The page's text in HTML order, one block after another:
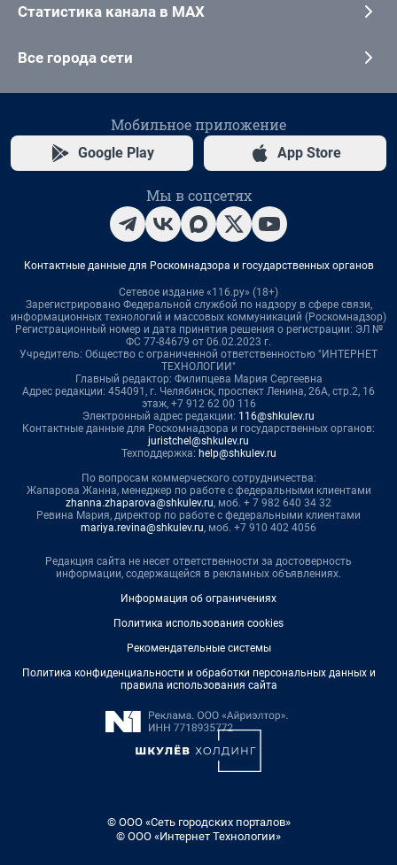
Статистика канала в MAX
Все города сети
Мобильное приложение
Google Play App Store
Мы в соцсетях
Контактные данные для Роскомнадзора и государственных органов
Сетевое издание «116.ру» (18+)
Зарегистрировано Федеральной службой по надзору в сфере связи,
информационных технологий и массовых коммуникаций (Роскомнадзор)
Регистрационный номер и дата принятия решения о регистрации: ЭЛ №
ФС 77-84679 от 06.02.2023 г.
Учредитель: Общество с ограниченной ответственностью "ИНТЕРНЕТ
ТЕХНОЛОГИИ"
Главный редактор: Филипцева Мария Сергеевна
Адрес редакции: 454091, г. Челябинск, проспект Ленина, 26А, стр.2, 16
этаж, +7 912 62 00 116
Электронный адрес редакции: 116@shkulev.ru
Контактные данные для Роскомнадзора и государственных органов:
juristchel@shkulev.ru
Техподдержка: help@shkulev.ru
По вопросам коммерческого сотрудничества:
Жапарова Жанна, менеджер по работе с федеральными клиентами
zhanna.zhaparova@shkulev.ru, моб. + 7 982 640 34 32
Ревина Мария, директор по работе с федеральными клиентами
mariya.revina@shkulev.ru, моб. +7 910 402 4056
Редакция сайта не несет ответственности за достоверность
информации, содержащейся в рекламных объявлениях.
Информация об ограничениях
Политика использования cookies
Рекомендательные системы
Политика конфиденциальности и обработки персональных данных и
правила использования сайта
© ООО «Сеть городских порталов»
© ООО «Интернет Технологии»